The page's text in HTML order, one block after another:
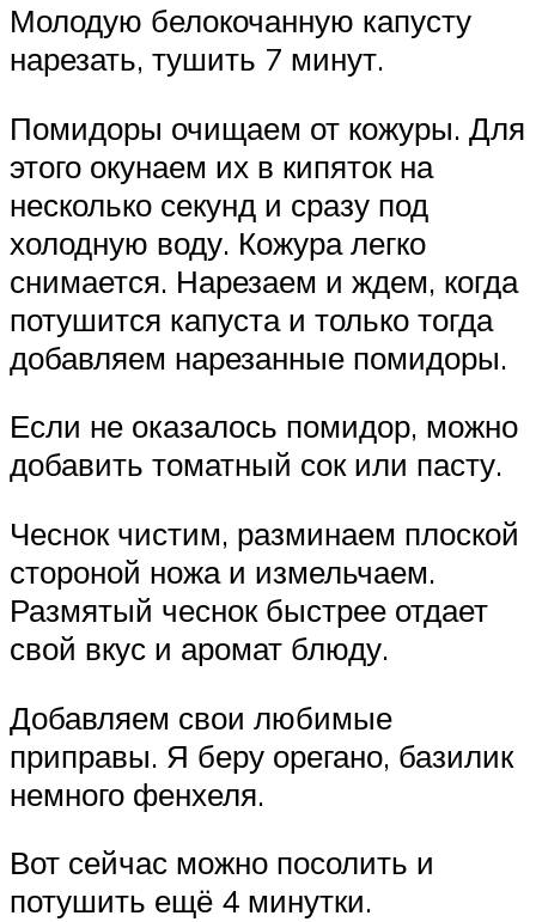
Молодую белокочанную капусту
нарезать, тушить 7 минут.
Помидоры очищаем от кожуры. Для
этого окунаем их в кипяток на
несколько секунд и сразу под
холодную воду. Кожура легко
снимается. Нарезаем и ждем, когда
потушится капуста и только тогда
добавляем нарезанные помидоры.
Если не оказалось помидор, можно
добавить томатный сок или пасту.
Чеснок чистим, разминаем плоской
стороной ножа и измельчаем.
Размятый чеснок быстрее отдает
свой вкус и аромат блюду.
Добавляем свои любимые
приправы. Я беру орегано, базилик
немного фенхеля.
Вот сейчас можно посолить и
потушить ещё 4 минутки.